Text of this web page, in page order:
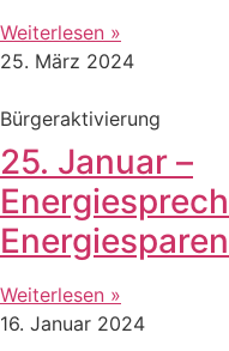
Weiterlesen »
25. März 2024
Bürgeraktivierung
25. Januar –
Weiterlesen »
16. Januar 2024